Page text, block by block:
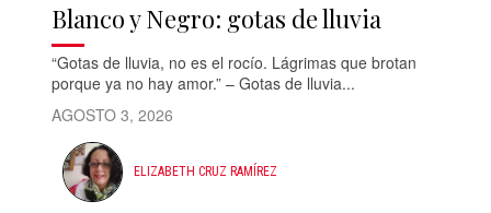
Blanco y Negro: gotas de lluvia
“Gotas de lluvia, no es el rocío. Lágrimas que brotan
porque ya no hay amor.” – Gotas de lluvia...
AGOSTO 3, 2026
ELIZABETH CRUZ RAMÍREZ